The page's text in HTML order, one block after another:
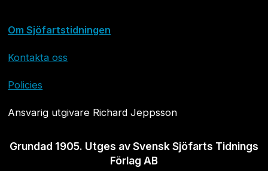
Om Sjöfartstidningen
Kontakta oss
Policies
Ansvarig utgivare Richard Jeppsson
Grundad 1905. Utges av Svensk Sjöfarts Tidnings
Förlag AB